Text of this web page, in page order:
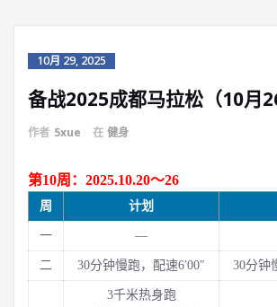
10月 29, 2025
备战2025成都马拉松（10月
作者 5xue 在 健身
第10周：2025.10.20～26
周 计划
一 —
二 30分钟慢跑，配速6′00″ 30分钟
3千米热身跑